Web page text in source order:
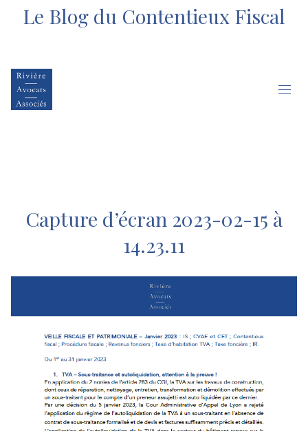
Le Blog du Contentieux Fiscal
Capture d’écran 2023-02-15 à
14.23.11